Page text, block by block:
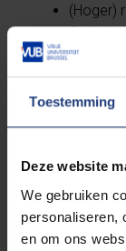
Toestemming
Deze website
We gebruiken
personaliseren,
en om ons
(Hoger)